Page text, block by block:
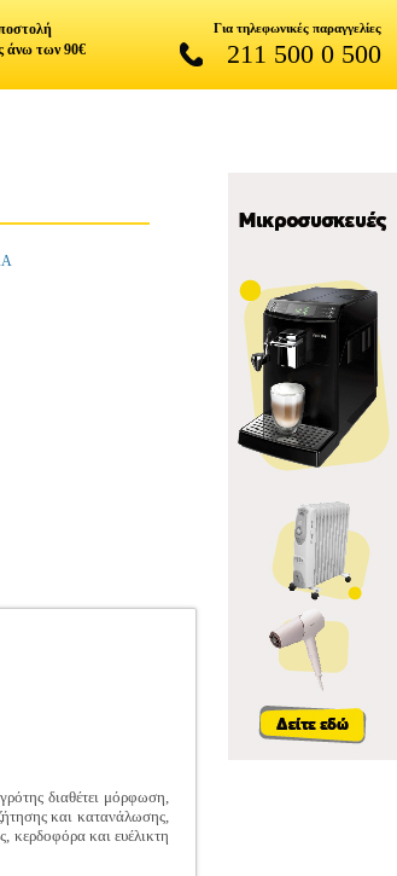
άνω των 90€
Για τηλεφωνικές παραγγελίες
211 500 0 500
διαθέτει μόρφωση,
και κατανάλωσης,
κερδοφόρα και ευέλικτη